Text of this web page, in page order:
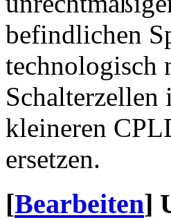
befindlichen
technologisch
kleineren
ersetzen.
[Bearbeiten]